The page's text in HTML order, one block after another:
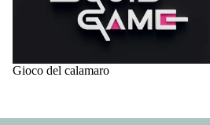
Gioco del calamaro